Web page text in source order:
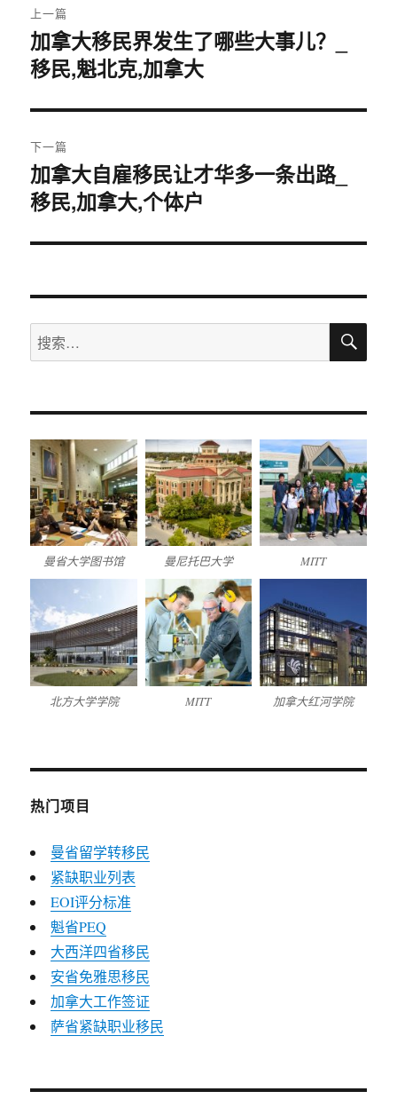
章
导
航
上一篇
上
篇
章：
加拿大移民界发生了哪些大事儿？_
移民,魁北克,加拿大
下一篇
下
篇
章：
加拿大自雇移民让才华多一条出路_
移民,加拿大,个体户
搜
索：
搜
曼省大学图书馆 曼尼托巴大学 MITT
北方大学学院 MITT 加拿大红河学院
热门项目
曼省留学转移民
紧缺职业列表
EOI评分标准
魁省PEQ
大西洋四省移民
安省免雅思移民
加拿大工作签证
萨省紧缺职业移民